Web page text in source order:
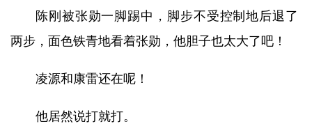
陈刚被张勋一脚踢中，脚步不受控制地后退了
两步，面色铁青地看着张勋，他胆子也太大了吧！
凌源和康雷还在呢！
他居然说打就打。